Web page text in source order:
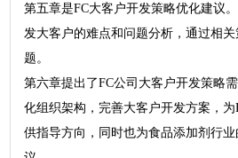
第五章是FC大客户开发策略优化建议
发大客户的难点和问题分析，通过相
题。
第六章提出了FC公司大客户开发策略
化组织架构，完善大客户开发方案，
供指导方向，同时也为食品添加剂行